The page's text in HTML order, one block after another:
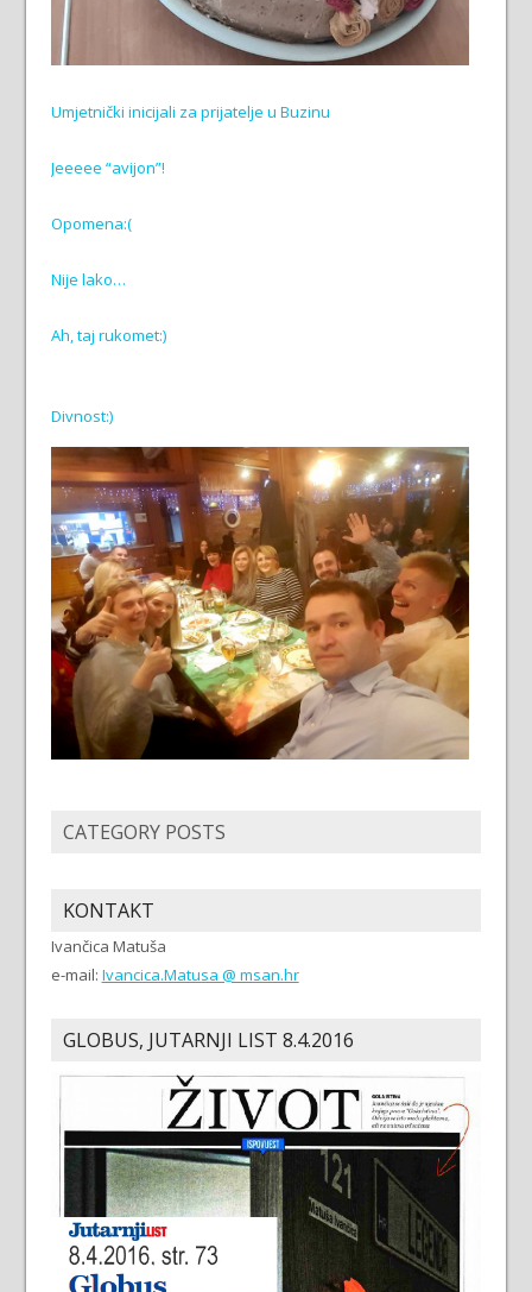
Umjetnički inicijali za prijatelje u Buzinu
Jeeeee “avijon”!
Opomena:(
Nije lako…
Ah, taj rukomet:)
Divnost:)
CATEGORY POSTS
KONTAKT
Ivančica Matuša
e-mail: Ivancica.Matusa @ msan.hr
GLOBUS, JUTARNJI LIST 8.4.2016